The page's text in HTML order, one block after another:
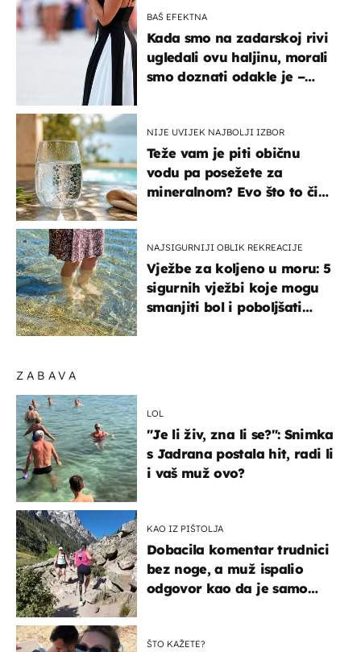
ZABAVA
LOL
"Je li živ, zna li se?": Snimka
s Jadrana postala hit, radi li
i vaš muž ovo?
KAO IZ PIŠTOLJA
Dobacila komentar trudnici
bez noge, a muž ispalio
odgovor kao da je samo
ŠTO KAŽETE?
BAŠ EFEKTNA
Kada smo na zadarskoj rivi
ugledali ovu haljinu, morali
smo doznati odakle je –
NIJE UVIJEK NAJBOLJI IZBOR
Teže vam je piti običnu
vodu pa posežete za
mineralnom? Evo što to čini
NAJSIGURNIJI OBLIK REKREACIJE
Vježbe za koljeno u moru: 5
sigurnih vježbi koje mogu
smanjiti bol i poboljšati